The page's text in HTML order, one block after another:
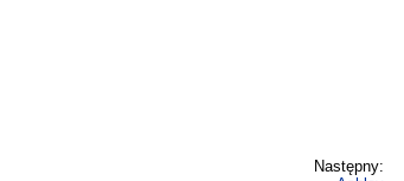
Następny: